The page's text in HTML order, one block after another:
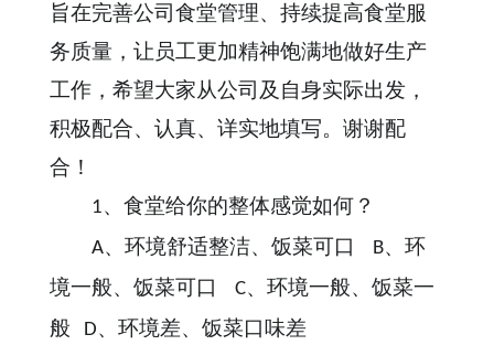
旨在完善公司食堂管理、持续提高食堂服
务质量，让员工更加精神饱满地做好生产
工作，希望大家从公司及自身实际出发，
积极配合、认真、详实地填写。谢谢配
合！
1、食堂给你的整体感觉如何？
A、环境舒适整洁、饭菜可口 B、环
境一般、饭菜可口
C、环境一般、饭菜一
般 D、环境差、饭菜口味差